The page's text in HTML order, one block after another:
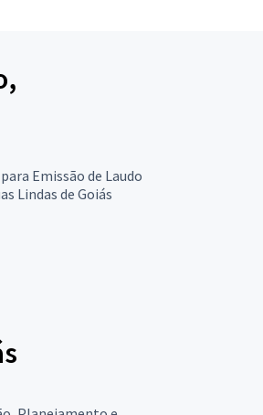
Emissão de Laudo
Lindas de Goiás